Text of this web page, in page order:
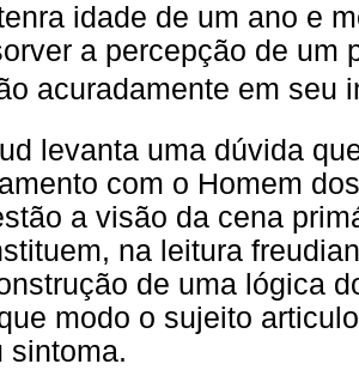
idade de um ano e
a percepção de um
acuradamente em seu
levanta uma dúvida
com o Homem
a visão da cena
na leitura
de uma lógica
modo o sujeito
sintoma.